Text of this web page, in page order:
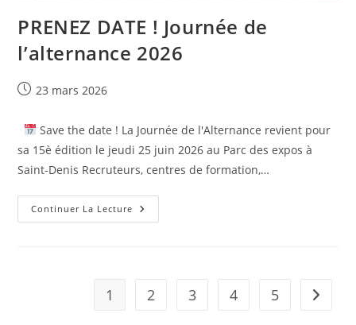
PRENEZ DATE ! Journée de
l’alternance 2026
Publication
23 mars 2026
Save the date ! La Journée de l'Alternance revient pour
sa 15è édition le jeudi 25 juin 2026 au Parc des expos à
Saint-Denis Recruteurs, centres de formation,…
Continuer La Lecture PRENEZ
DATE
1 2 3 4 5 Aller à